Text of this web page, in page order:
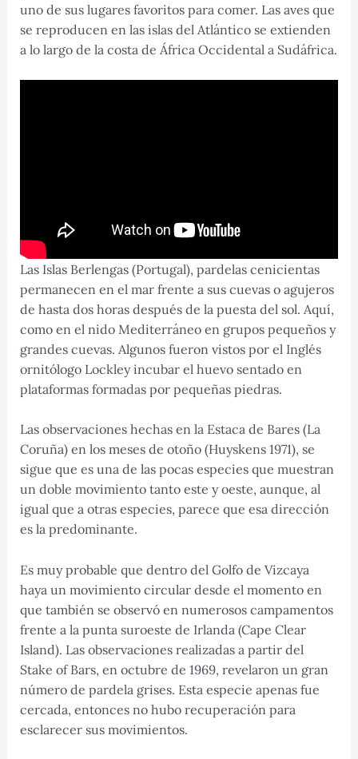
uno de sus lugares favoritos para comer. Las aves que
se reproducen en las islas del Atlántico se extienden
a lo largo de la costa de África Occidental a Sudáfrica.
Las Islas Berlengas (Portugal), pardelas cenicientas
permanecen en el mar frente a sus cuevas o agujeros
de hasta dos horas después de la puesta del sol. Aquí,
como en el nido Mediterráneo en grupos pequeños y
grandes cuevas. Algunos fueron vistos por el Inglés
ornitólogo Lockley incubar el huevo sentado en
plataformas formadas por pequeñas piedras.
Las observaciones hechas en la Estaca de Bares (La
Coruña) en los meses de otoño (Huyskens 1971), se
sigue que es una de las pocas especies que muestran
un doble movimiento tanto este y oeste, aunque, al
igual que a otras especies, parece que esa dirección
es la predominante.
Es muy probable que dentro del Golfo de Vizcaya
haya un movimiento circular desde el momento en
que también se observó en numerosos campamentos
frente a la punta suroeste de Irlanda (Cape Clear
Island). Las observaciones realizadas a partir del
Stake of Bars, en octubre de 1969, revelaron un gran
número de pardela grises. Esta especie apenas fue
cercada, entonces no hubo recuperación para
esclarecer sus movimientos.